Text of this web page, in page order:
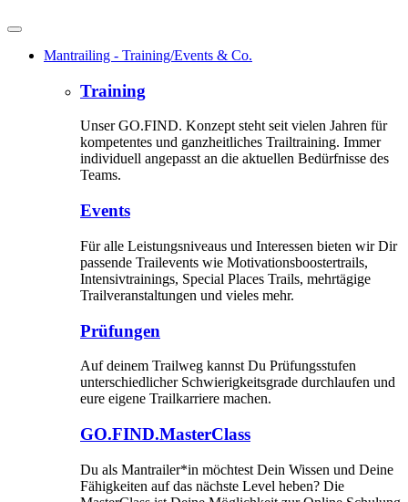
Mantrailing - Training/Events & Co.
Training
Unser GO.FIND. Konzept steht seit vielen Jahren für
kompetentes und ganzheitliches Trailtraining. Immer
individuell angepasst an die aktuellen Bedürfnisse des
Teams.
Events
Für alle Leistungsniveaus und Interessen bieten wir Dir
passende Trailevents wie Motivationsboostertrails,
Intensivtrainings, Special Places Trails, mehrtägige
Trailveranstaltungen und vieles mehr.
Prüfungen
Auf deinem Trailweg kannst Du Prüfungsstufen
unterschiedlicher Schwierigkeitsgrade durchlaufen und
eure eigene Trailkarriere machen.
GO.FIND.MasterClass
Du als Mantrailer*in möchtest Dein Wissen und Deine
Fähigkeiten auf das nächste Level heben? Die